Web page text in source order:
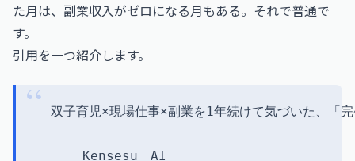
た月は、副業収入がゼロになる月もある。それで普通で
す。
引用を一つ紹介します。
双子育児×現場仕事×副業を1年続けて気づいた、「